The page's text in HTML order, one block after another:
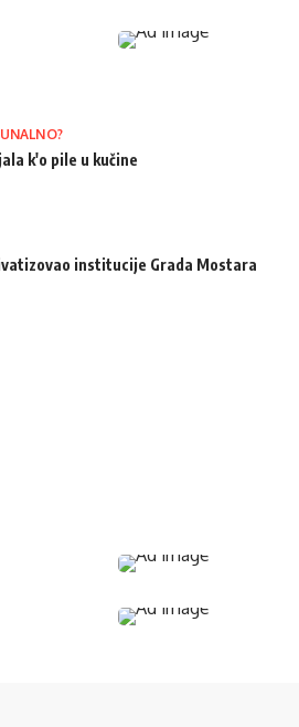
k'o pile u kučine
institucije Grada Mostara